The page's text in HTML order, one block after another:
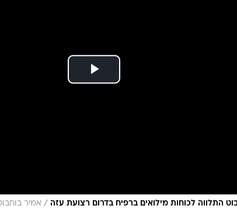
התלווה לכוחות מילואים ברפיח בדרום רצועת עזה / אמיר